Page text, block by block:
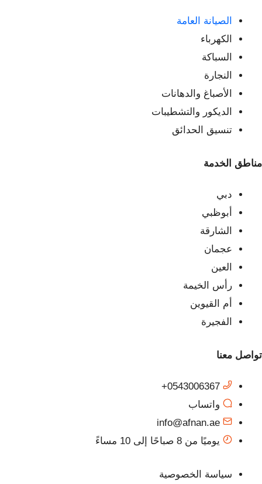
الصيانة العامة
الكهرباء
السباكة
النجارة
الأصباغ والدهانات
الديكور والتشطيبات
تنسيق الحدائق
مناطق الخدمة
دبي
أبوظبي
الشارقة
عجمان
العين
رأس الخيمة
أم القيوين
الفجيرة
تواصل معنا
0543006367+
واتساب
info@afnan.ae
يوميًا من 8 صباحًا إلى 10 مساءً
سياسة الخصوصية